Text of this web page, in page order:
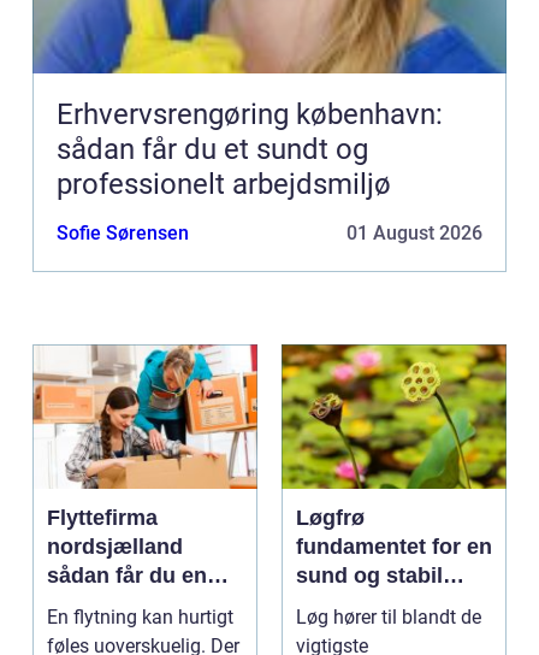
Erhvervsrengøring københavn:
sådan får du et sundt og
professionelt arbejdsmiljø
Sofie Sørensen 01 August 2026
Flyttefirma
nordsjælland
sådan får du en
tryg og effektiv
flytning
En flytning kan hurtigt
føles uoverskuelig. Der
Løgfrø
fundamentet for en
sund og stabil
løgavl
Løg hører til blandt de
vigtigste